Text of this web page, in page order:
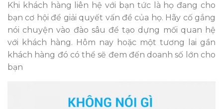
Khi khách hàng liên hệ với bạn tức là họ đang cho
bạn cơ hội để giải quyết vấn đề của họ. Hãy cố gắng
nói chuyện vào đào sâu để tạo dựng mối quan hệ
với khách hàng. Hôm nay hoặc một tương lai gần
khách hàng đó có thể sẽ đem đến doanh số lớn cho
bạn